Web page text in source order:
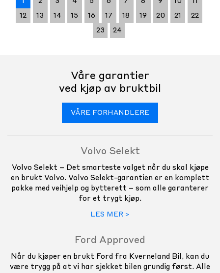
12 13 14 15 16 17 18 19 20 21 22
23 24
Våre garantier
ved kjøp av bruktbil
VÅRE FORHANDLERE
Volvo Selekt
Volvo Selekt – Det smarteste valget når du skal kjøpe
en brukt Volvo. Volvo Selekt-garantien er en komplett
pakke med veihjelp og bytterett – som alle garanterer
for et trygt kjøp.
LES MER >
Ford Approved
Når du kjøper en brukt Ford fra Kverneland Bil, kan du
være trygg på at vi har sjekket bilen grundig først. Alle